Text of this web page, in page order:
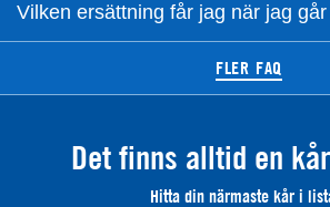
Vilken ersättning får jag när jag
FLER FAQ
Det finns alltid en
Hitta din närmaste kår i